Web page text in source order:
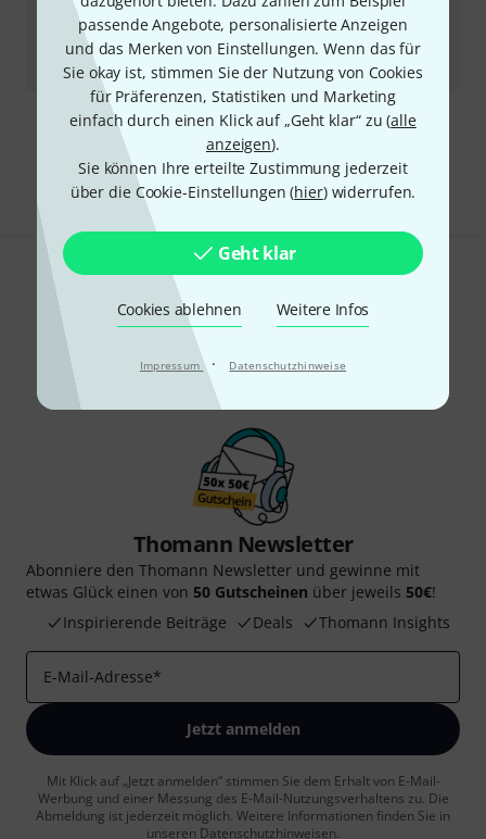
passende Angebote, personalisierte Anzeigen
und das Merken von Einstellungen. Wenn das für
Sie okay ist, stimmen Sie der Nutzung von Cookies
für Präferenzen, Statistiken und Marketing
einfach durch einen Klick auf „Geht klar“ zu (alle
anzeigen).
Sie können Ihre erteilte Zustimmung jederzeit
über die Cookie-Einstellungen (hier) widerrufen.
Geht klar
Cookies ablehnen Weitere Infos
Impressum · Datenschutzhinweise
3
Sofort lieferbar
739 €
Kostenloser Versand ab 29 €
Alle Preise inkl. MwSt.
Gefällt Ihnen, was Sie sehen?
Teilen
Thomann Newsletter
Abonniere den Thomann Newsletter und gewinne mit
etwas Glück einen von 50 Gutscheinen über jeweils 50€!
Inspirierende Beiträge
Deals Thomann Insights
E-Mail-Adresse*
Jetzt anmelden
Mit Klick auf „Jetzt anmelden“ stimmen Sie dem Erhalt von E-Mail-
Werbung und einer Messung des E-Mail-Nutzungsverhaltens zu. Die
Abmeldung ist jederzeit möglich. Weitere Informationen finden Sie in
unseren Datenschutzhinweisen.